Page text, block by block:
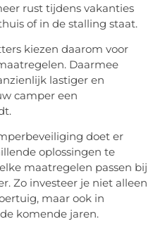
rust tijdens vakanties
of in de stalling staat.
kiezen daarom voor
Daarmee
lastiger en
camper een
doet er
oplossingen te
maatregelen passen bij
Zo investeer je niet alleen
maar ook in
komende jaren.